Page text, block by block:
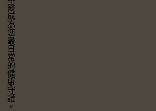
讓中醫成為您最日常的健康守護。